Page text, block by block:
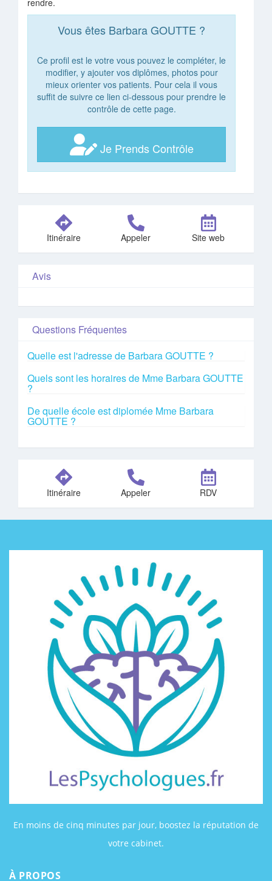
Vous êtes Barbara GOUTTE ?
Ce profil est le votre vous pouvez le compléter, le
modifier, y ajouter vos diplômes, photos pour
mieux orienter vos patients. Pour cela il vous
suffit de suivre ce lien ci-dessous pour prendre le
contrôle de cette page.
Je Prends Contrôle
Itinéraire Appeler Site web
Avis
Questions Fréquentes
Quelle est l'adresse de Barbara GOUTTE ?
Quels sont les horaires de Mme Barbara GOUTTE
?
De quelle école est diplomée Mme Barbara
GOUTTE ?
Itinéraire Appeler RDV
En moins de cinq minutes par jour, boostez la réputation de
votre cabinet.
À PROPOS